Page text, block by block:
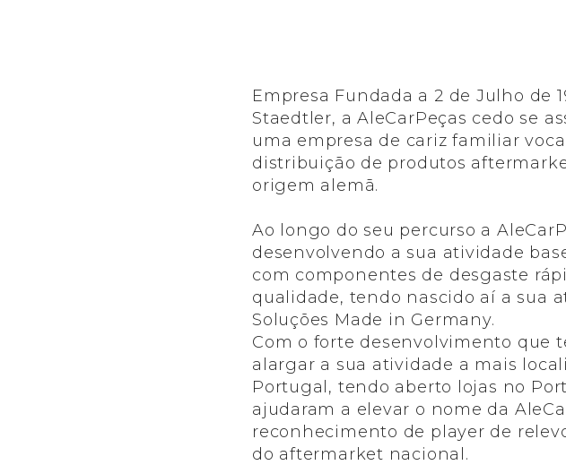
Empresa Fundada a 2 de Julho de
Staedtler, a AleCarPeças cedo se
uma empresa de cariz familiar
distribuição de produtos
origem alemã.
Ao longo do seu percurso a
desenvolvendo a sua atividade
com componentes de desgaste
qualidade, tendo nascido aí a sua
Soluções Made in Germany.
Com o forte desenvolvimento que
alargar a sua atividade a mais
Portugal, tendo aberto lojas no
ajudaram a elevar o nome da
reconhecimento de player de
do aftermarket nacional.